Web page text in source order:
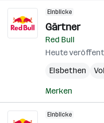
Einblicke
Gärtner
Red Bull
Heute
Elsbethen
Merken
Einblicke